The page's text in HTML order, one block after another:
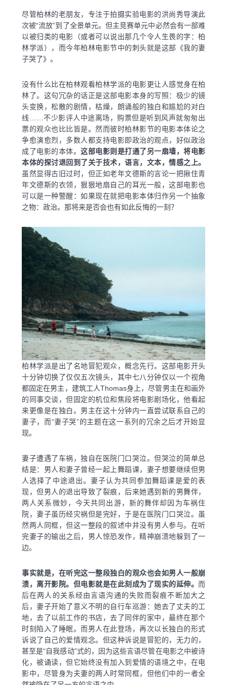
尽管柏林的老朋友，专注于拍摄实验电影的洪尚秀导演此
次被“流放”到了全景单元。但主竞赛单元中必然会有一部难
以被归类的电影（或者可以说出那几个令人生畏的字：柏
林学派），而今年柏林电影节中的刺头就是这部《我的妻
子哭了》。
没有什么比在柏林观看柏林学派的电影更让人感觉身在柏
林了。这句冗杂的话正是这部电影本身的写照：极少的镜
头变换，松散的剧情，枯燥，朗诵般的独白和尴尬的对白
线……不少影评人中途离场，购票但是听到风声就匆匆出
票的观众也比比皆是。然而彼时柏林影节的电影本体论之
争愈演愈烈，多数人都支持电影即政治的观点，好似政治
成了电影的本体。 这部电影则是打通了另一扇墙，将电影
本体的探讨退回到了关于技术，语言，文本，情感之上。
虽然显得古旧过时，但正如老年文德斯的言论一把揪住青
年文德斯的衣领，狠狠地扇自己的耳光一般，这部电影也
可以是一种警醒：如果现在就把电影本体归作另一个抽象
之物：政治。那将来是否会也有如此反悔的一刻？
柏林学派是出了名地冒犯观众，概念先行。这部电影开头
十分钟切换了仅仅五次镜头，其中七八分钟仅以一个视角
都固定在男主，建筑工人Thomas身上，尽管男主在和画外
的同事交谈，但固定的机位和焦段将电影剧场化，他看起
来更像是在独白。男主在这十分钟内一直尝试联系自己的
妻子，而“妻子哭”的主题在这一系列的冗余之后才开始显
现。
妻子遭遇了车祸，独自在医院门口哭泣。但哭泣的简单总
结是：男人和妻子曾经一起上舞蹈课，妻子想要继续但男
人选择了中途退出。妻子认为共同参加舞蹈课是爱的表
现，但男人的退出导致了裂痕，后来她遇到新的男舞伴，
两人关系微妙，今天共同出游，新的舞伴却因为车祸住
院，妻子虽历经灾祸但是完好，于是在医院门口哭泣。虽
然两人同框，但这一整段的叙述中并没有男人参与。在听
完妻子的输出之后，男人惊恐发作，精神崩溃地躲到了一
边。
事实就是，在听完这一整段独白的观众也会如男人一般崩
溃，离开影院。但电影就是在此刻成为了现实的延伸。 而
后在两人的关系经由言语沟通的失败而裂痕不断加大之
后，妻子开始了意义不明的自行车巡游：她去了丈夫的工
地，去了以前工作的书店，去了同伴的家中，最终在那个
时刻陷入了睡眠。而男人在此登场，再次以长独白的形式
诉说了自己的爱情观念。但这种诉说是冒犯的，无力的，
甚至是“自我感动”式的，因为这些言语尽管在电影之中被诗
化，被诵读，但它始终没有加入到爱情的语境之中，在电
影中，尽管身为夫妻的两人时常同框，但他们中的一者全